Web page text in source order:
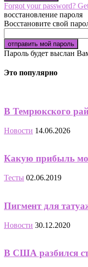
Forgot your password?
восстановление пароля
Восстановите свой
Пароль будет выслан
Это популярно
В Темрюкского
Новости 14.06.2026
Какую прибыль
Тесты 02.06.2019
Пигмент для
Новости 30.12.2020
В США разбился